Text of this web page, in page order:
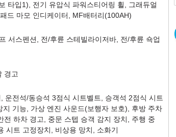
타입1), 전기 유압식 파워스티어링 휠, 그래듀얼
드 마모 인디케이터, MF배터리(100AH)
서스펜션, 전/후륜 스테빌라이저바, 전/후륜 쇽업
경고
전석/동승석 3점식 시트벨트, 승객석 2점식 시트
기능, 가상 엔진 사운드(보행자 보호), 후방 주차
하차 경고, 중문 스텝 승객 감지 장치, 주행 중
시트 고정장치, 비상용 망치, 소화기